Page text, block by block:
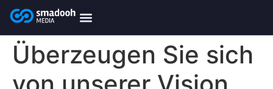
content
Überzeugen Sie sich